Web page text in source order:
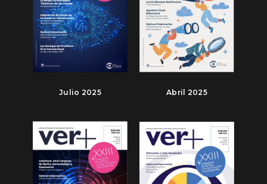
Julio 2025 Abril 2025